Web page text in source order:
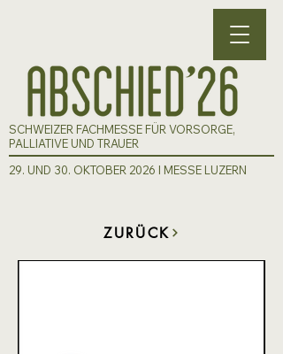
SCHWEIZER FACHMESSE FÜR VORSORGE,
PALLIATIVE UND TRAUER
29. UND 30. OKTOBER 2026 I MESSE LUZERN
ZURÜCK